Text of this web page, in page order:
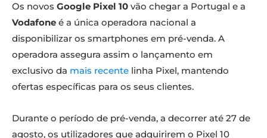
Os novos Google Pixel 10 vão chegar a Portugal e a
Vodafone é a única operadora nacional a
disponibilizar os smartphones em pré-venda. A
operadora assegura assim o lançamento em
exclusivo da mais recente linha Pixel, mantendo
ofertas específicas para os seus clientes.
Durante o período de pré-venda, a decorrer até 27 de
agosto, os utilizadores que adquirirem o Pixel 10